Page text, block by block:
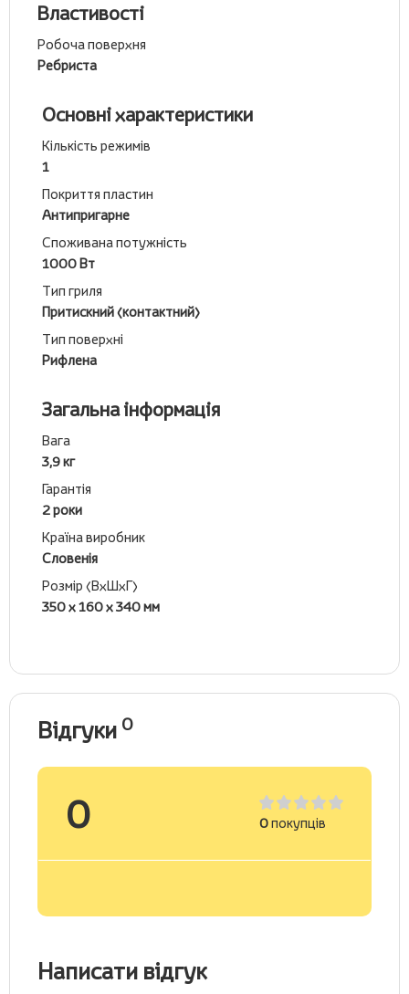
Властивості
Робоча поверхня
Ребриста
Основні характеристики
Кількість режимів
1
Покриття пластин
Антипригарне
Споживана потужність
1000 Вт
Тип гриля
Притискний (контактний)
Тип поверхні
Рифлена
Загальна інформація
Вага
3,9 кг
Гарантія
2 роки
Країна виробник
Словенія
Розмір (ВхШхГ)
350 х 160 х 340 мм
Відгуки 0
0 0покупців
Написати відгук